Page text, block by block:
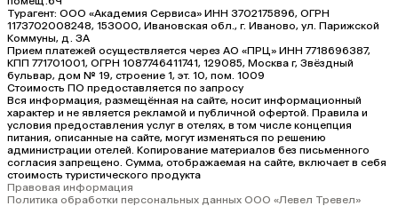
Турагент: ООО «Академия Сервиса» ИНН 3702175896, ОГРН
1173702008248, 153000, Ивановская обл., г. Иваново, ул. Парижской
Коммуны, д. ЗА
Прием платежей осуществляется через АО «ПРЦ» ИНН 7718696387,
КПП 771701001, ОГРН 1087746411741, 129085, Москва г, Звёздный
бульвар, дом № 19, строение 1, эт. 10, пом. 1009
Стоимость ПО предоставляется по запросу
Вся информация, размещённая на сайте, носит информационный
характер и не является рекламой и публичной офертой. Правила и
условия предоставления услуг в отелях, в том числе концепция
питания, описанные на сайте, могут изменяться по решению
администрации отелей. Копирование материалов без письменного
согласия запрещено. Сумма, отображаемая на сайте, включает в себя
стоимость туристического продукта
Правовая информация
Политика обработки персональных данных ООО «Левел Тревел»